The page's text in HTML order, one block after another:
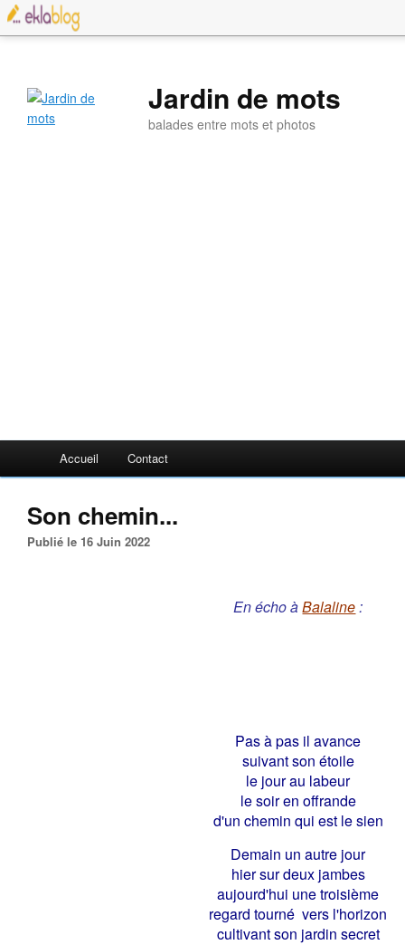
Jardin de mots
balades entre mots et photos
Accueil Contact
Son chemin...
Publié le 16 Juin 2022
En écho àBalaline:
Pas à pas il avance
suivant son étoile
le jour au labeur
le soir en offrande
d'un chemin qui est le sien
Demain un autre jour
hier sur deux jambes
aujourd'hui une troisième
regard tourné vers l'horizon
cultivant son jardin secret